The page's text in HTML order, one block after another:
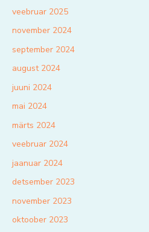
veebruar 2025
november 2024
september 2024
august 2024
juuni 2024
mai 2024
märts 2024
veebruar 2024
jaanuar 2024
detsember 2023
november 2023
oktoober 2023